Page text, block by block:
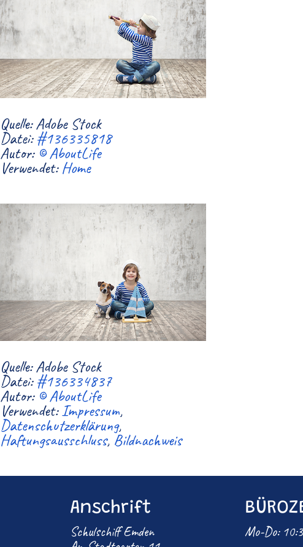
Quelle: Adobe Stock
Datei:#136335818
Autor:© AboutLife
Verwendet:Home
Quelle: Adobe Stock
Datei:#136334837
Autor: © AboutLife
Verwendet:Impressum,
Datenschutzerklärung,
Haftungsausschluss, Bildnachweis
Anschrift
Schulschiff Emden
Mo-Do: